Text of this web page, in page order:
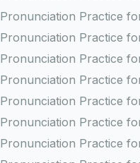
Pronunciation Practice
Pronunciation Practice
Pronunciation Practice
Pronunciation Practice
Pronunciation Practice
Pronunciation Practice
Pronunciation Practice